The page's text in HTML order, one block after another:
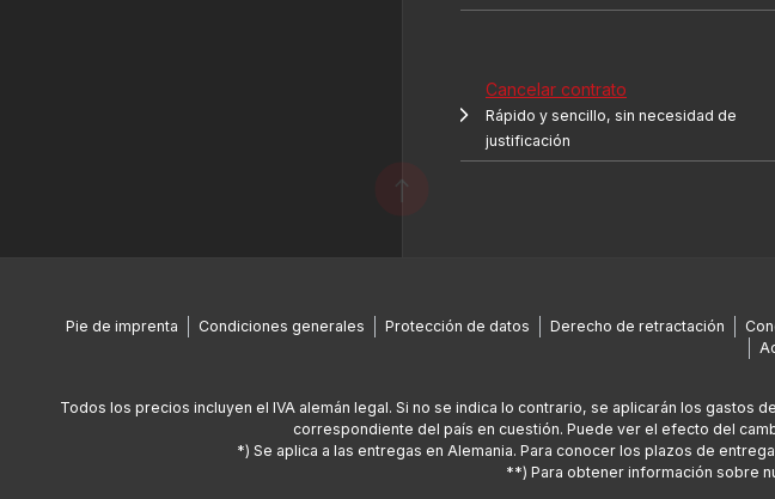
Cancelar contrato
Rápido y sencillo, sin necesidad de
justificación
Pie de imprenta Condiciones generales Protección de datos Derecho de retractación
Todos los precios incluyen el IVA alemán legal. Si no se indica lo contrario, se aplicarán los
correspondiente del país en cuestión. Puede ver el efecto del
*) Se aplica a las entregas en Alemania. Para conocer los plazos de
**) Para obtener información sobre